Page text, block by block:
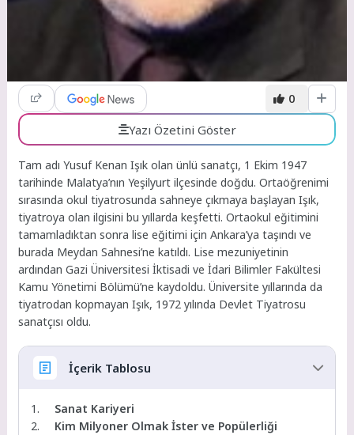
0
Yazı Özetini Göster
Tam adı Yusuf Kenan Işık olan ünlü sanatçı, 1 Ekim 1947
tarihinde Malatya’nın Yeşilyurt ilçesinde doğdu. Ortaöğrenimi
sırasında okul tiyatrosunda sahneye çıkmaya başlayan Işık,
tiyatroya olan ilgisini bu yıllarda keşfetti. Ortaokul eğitimini
tamamladıktan sonra lise eğitimi için Ankara’ya taşındı ve
burada Meydan Sahnesi’ne katıldı. Lise mezuniyetinin
ardından Gazi Üniversitesi İktisadi ve İdari Bilimler Fakültesi
Kamu Yönetimi Bölümü’ne kaydoldu. Üniversite yıllarında da
tiyatrodan kopmayan Işık, 1972 yılında Devlet Tiyatrosu
sanatçısı oldu.
İçerik Tablosu
Sanat Kariyeri
Kim Milyoner Olmak İster ve Popülerliği